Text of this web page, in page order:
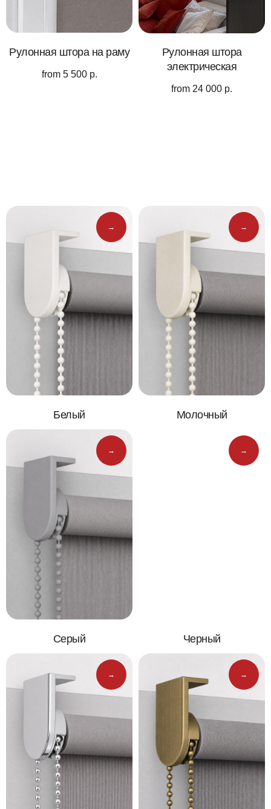
Рулонная штора на раму
from 5 500 р.
Рулонная штора
электрическая
from 24 000 р.
→
Белый
→
Молочный
→
Серый
→
Черный
→ →